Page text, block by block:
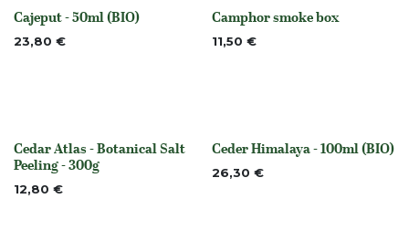
None
Cajeput - 50ml (BIO)
23,80 € None
Camphor smoke box
11,50 €
None
Cedar Atlas - Botanical Salt
Peeling - 300g
12,80 €
None
Ceder Himalaya - 100ml (BIO)
26,30 €